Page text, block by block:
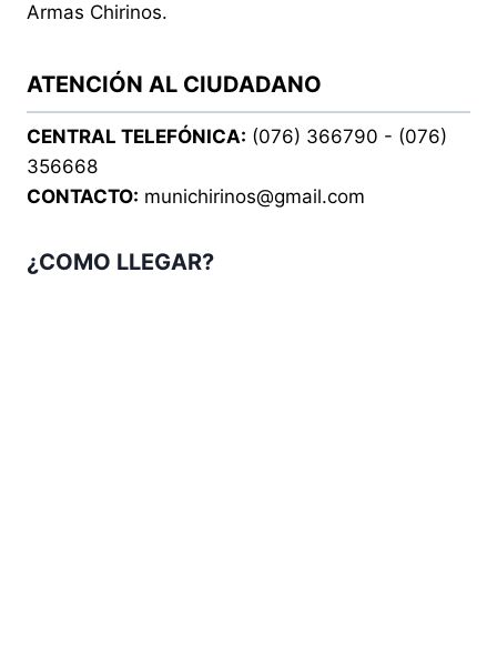
Armas Chirinos.
ATENCIÓN AL CIUDADANO
CENTRAL TELEFÓNICA: (076) 366790 - (076)
356668
CONTACTO: munichirinos@gmail.com
¿COMO LLEGAR?